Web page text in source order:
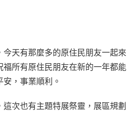
天有那麼多的原住民朋友一起來
所有原住民朋友在新的一年都能
，事業順利。
次也有主題特展祭靈，展區規劃